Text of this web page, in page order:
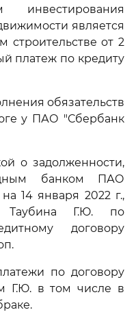
является
строительстве от 2
платеж по кредиту
обязательств
у ПАО "Сбербанк
о задолженности,
банком ПАО
14 января 2022 г.,
Таубина Г.Ю. по
договору
по договору
Г.Ю. в том числе в